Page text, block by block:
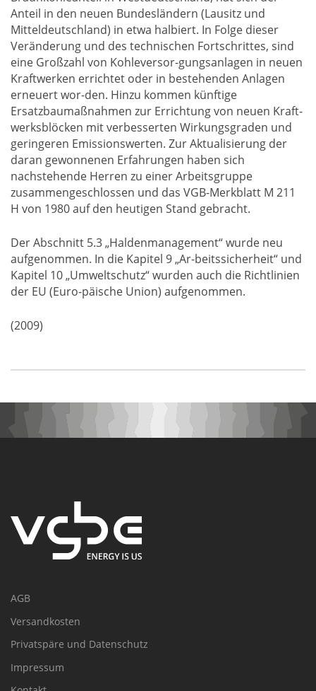
Anteil in den neuen Bundesländern (Lausitz und
Mitteldeutschland) in etwa halbiert. In Folge dieser
Veränderung und des technischen Fortschrittes, sind
eine Großzahl von Kohleversor-gungsanlagen in neuen
Kraftwerken errichtet oder in bestehenden Anlagen
erneuert wor-den. Hinzu kommen künftige
Ersatzbaumaßnahmen zur Errichtung von neuen Kraft-
werksblöcken mit verbesserten Wirkungsgraden und
geringeren Emissionswerten. Zur Aktualisierung der
daran gewonnenen Erfahrungen haben sich
nachstehende Herren zu einer Arbeitsgruppe
zusammengeschlossen und das VGB-Merkblatt M 211
H von 1980 auf den heutigen Stand gebracht.
Der Abschnitt 5.3 „Haldenmanagement“ wurde neu
aufgenommen. In die Kapitel 9 „Ar-beitssicherheit“ und
Kapitel 10 „Umweltschutz“ wurden auch die Richtlinien
der EU (Euro-päische Union) aufgenommen.
(2009)
AGB
Versandkosten
Privatspäre und Datenschutz
Impressum